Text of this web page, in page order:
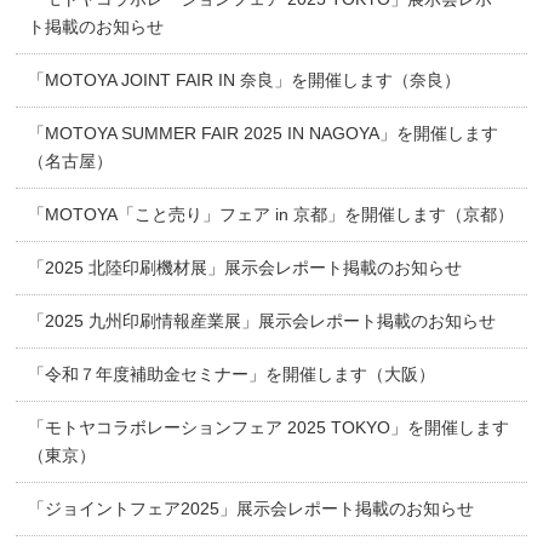
ト掲載のお知らせ
「MOTOYA JOINT FAIR IN 奈良」を開催します（奈良）
「MOTOYA SUMMER FAIR 2025 IN NAGOYA」を開催します
（名古屋）
「MOTOYA「こと売り」フェア in 京都」を開催します（京都）
「2025 北陸印刷機材展」展示会レポート掲載のお知らせ
「2025 九州印刷情報産業展」展示会レポート掲載のお知らせ
「令和７年度補助金セミナー」を開催します（大阪）
「モトヤコラボレーションフェア 2025 TOKYO」を開催します
（東京）
「ジョイントフェア2025」展示会レポート掲載のお知らせ